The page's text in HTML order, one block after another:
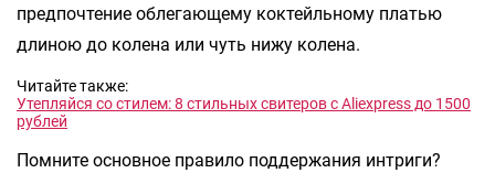
предпочтение облегающему коктейльному платью
длиною до колена или чуть нижу колена.
Читайте также:
Утепляйся со стилем: 8 стильных свитеров с Aliexpress до 1500
рублей
Помните основное правило поддержания интриги?